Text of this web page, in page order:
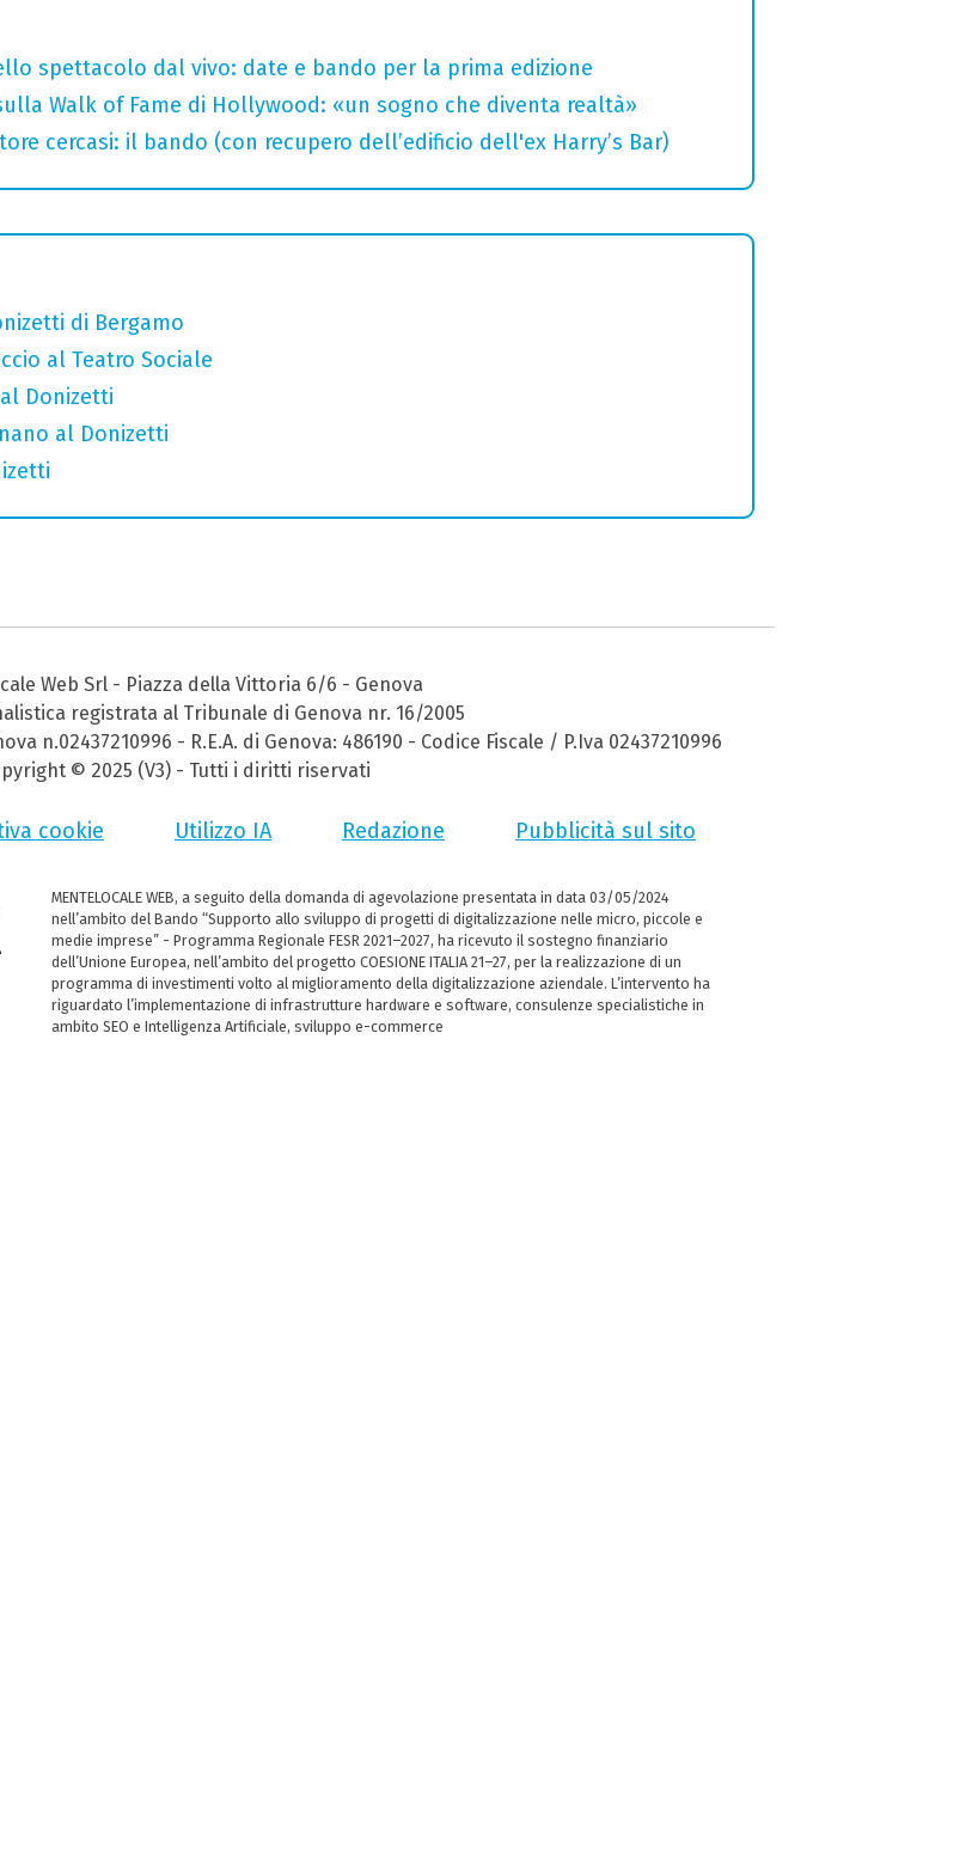
spettacolo dal vivo: date e bando per la prima edizione
Walk of Fame di Hollywood: «un sogno che diventa realtà»
cercasi: il bando (con recupero dell’edificio dell'ex Harry’s Bar)
di Bergamo
al Teatro Sociale
Donizetti
al Donizetti
Web Srl - Piazza della Vittoria 6/6 - Genova
registrata al Tribunale di Genova nr. 16/2005
n.02437210996 - R.E.A. di Genova: 486190 - Codice Fiscale / P.Iva 02437210996
© 2025 (V3) - Tutti i diritti riservati
cookie Utilizzo IA Redazione Pubblicità sul sito
MENTELOCALE WEB, a seguito della domanda di agevolazione presentata in data 03/05/2024
nell’ambito del Bando “Supporto allo sviluppo di progetti di digitalizzazione nelle micro, piccole e
medie imprese” - Programma Regionale FESR 2021–2027, ha ricevuto il sostegno finanziario
dell’Unione Europea, nell’ambito del progetto COESIONE ITALIA 21–27, per la realizzazione di un
programma di investimenti volto al miglioramento della digitalizzazione aziendale. L’intervento ha
riguardato l’implementazione di infrastrutture hardware e software, consulenze specialistiche in
ambito SEO e Intelligenza Artificiale, sviluppo e-commerce